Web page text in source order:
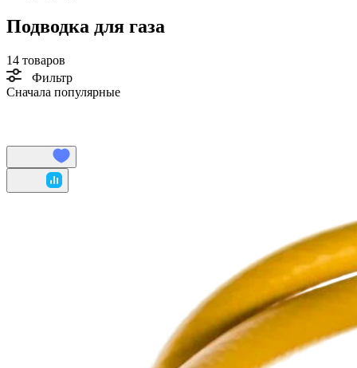
Подводка для газа
14 товаров
Фильтр
Сначала популярные